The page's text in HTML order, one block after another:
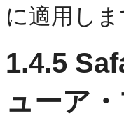
に適用し
1.4.5
ューア